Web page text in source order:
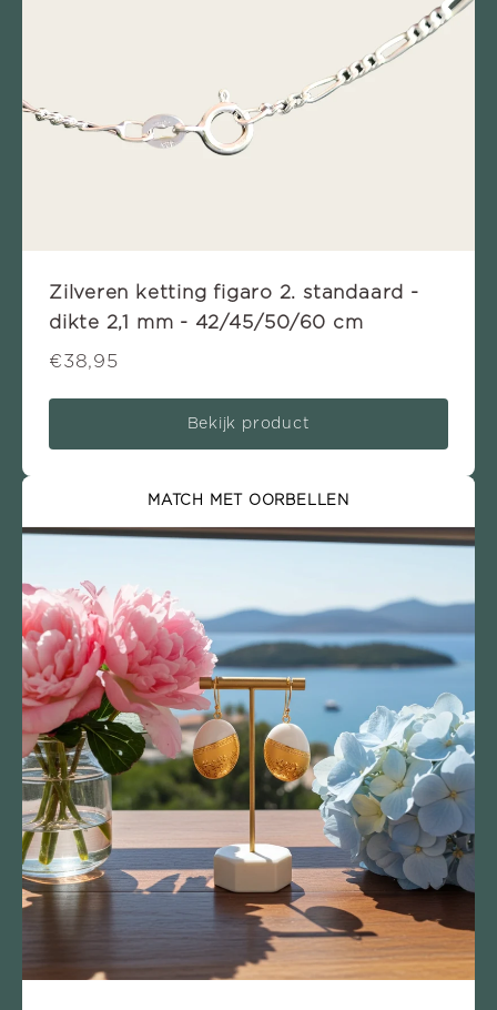
Zilveren ketting figaro 2. standaard -
dikte 2,1 mm - 42/45/50/60 cm
€38,95
Bekijk product
MATCH MET OORBELLEN